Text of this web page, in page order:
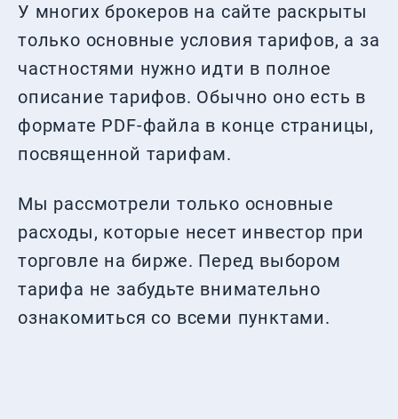
У многих брокеров на сайте раскрыты
только основные условия тарифов, а за
частностями нужно идти в полное
описание тарифов. Обычно оно есть в
формате PDF-файла в конце страницы,
посвященной тарифам.
Мы рассмотрели только основные
расходы, которые несет инвестор при
торговле на бирже. Перед выбором
тарифа не забудьте внимательно
ознакомиться со всеми пунктами.